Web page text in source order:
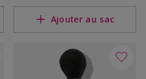
Ajouter au sac